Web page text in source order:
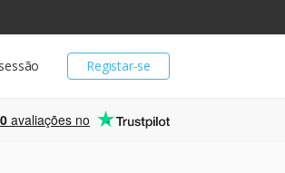
Registar-se
avaliações no